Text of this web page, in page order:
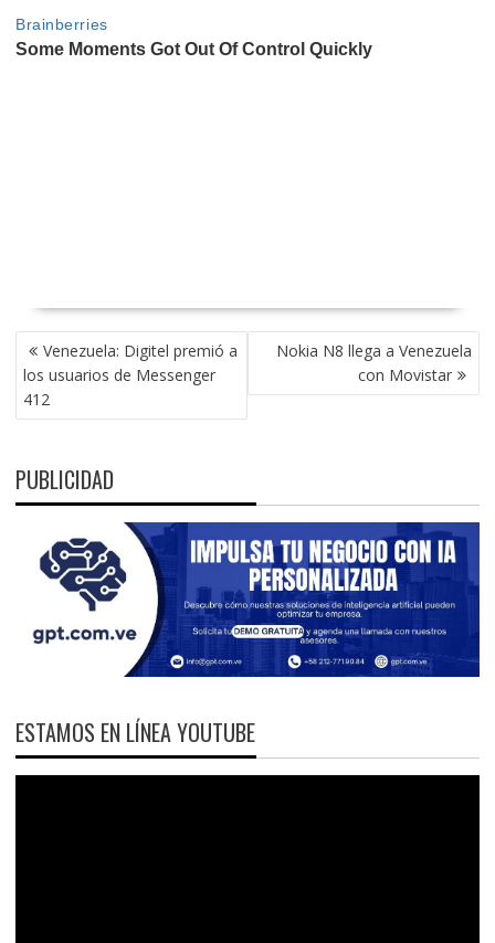
NAVEGACIÓN
DE
ENTRADAS
Venezuela: Digitel premió a
los usuarios de Messenger
412
Nokia N8 llega a Venezuela
con Movistar
PUBLICIDAD
ESTAMOS EN LÍNEA YOUTUBE